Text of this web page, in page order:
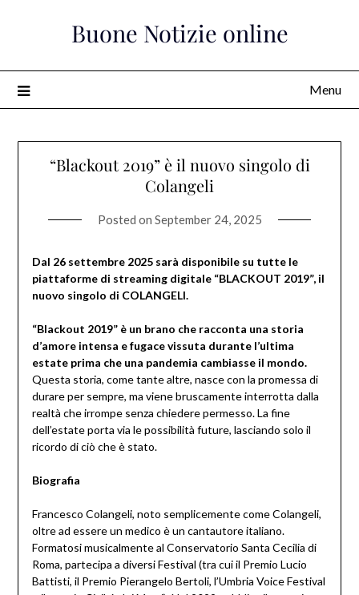
Buone Notizie online
Menu
“Blackout 2019” è il nuovo singolo di
Colangeli
Posted on September 24, 2025
Dal 26 settembre 2025 sarà disponibile su tutte le
piattaforme di streaming digitale “BLACKOUT 2019”, il
nuovo singolo di COLANGELI.
“Blackout 2019” è un brano che racconta una storia
d’amore intensa e fugace vissuta durante l’ultima
estate prima che una pandemia cambiasse il mondo.
Questa storia, come tante altre, nasce con la promessa di
durare per sempre, ma viene bruscamente interrotta dalla
realtà che irrompe senza chiedere permesso. La fine
dell’estate porta via le possibilità future, lasciando solo il
ricordo di ciò che è stato.
Biografia
Francesco Colangeli, noto semplicemente come Colangeli,
oltre ad essere un medico è un cantautore italiano.
Formatosi musicalmente al Conservatorio Santa Cecilia di
Roma, partecipa a diversi Festival (tra cui il Premio Lucio
Battisti, il Premio Pierangelo Bertoli, l’Umbria Voice Festival